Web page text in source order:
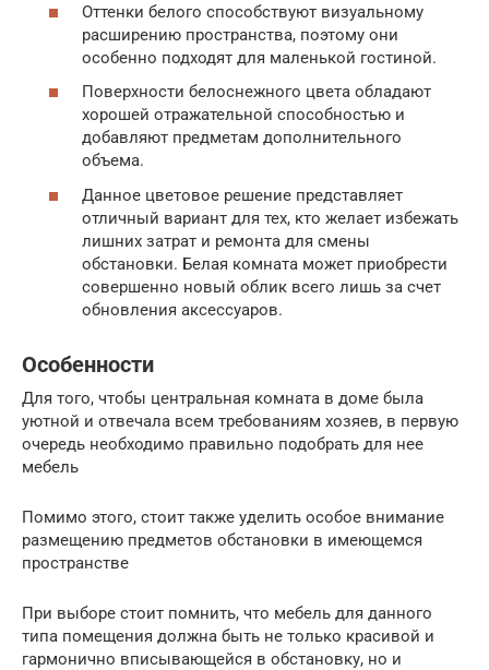
Оттенки белого способствуют визуальному
расширению пространства, поэтому они
особенно подходят для маленькой гостиной.
Поверхности белоснежного цвета обладают
хорошей отражательной способностью и
добавляют предметам дополнительного
объема.
Данное цветовое решение представляет
отличный вариант для тех, кто желает избежать
лишних затрат и ремонта для смены
обстановки. Белая комната может приобрести
совершенно новый облик всего лишь за счет
обновления аксессуаров.
Особенности
Для того, чтобы центральная комната в доме была
уютной и отвечала всем требованиям хозяев, в первую
очередь необходимо правильно подобрать для нее
мебель
Помимо этого, стоит также уделить особое внимание
размещению предметов обстановки в имеющемся
пространстве
При выборе стоит помнить, что мебель для данного
типа помещения должна быть не только красивой и
гармонично вписывающейся в обстановку, но и